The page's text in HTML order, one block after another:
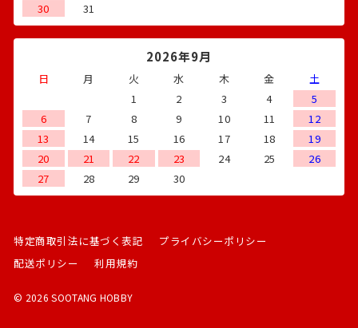
30
31
2026年9月
日 月 火 水 木 金
土
1
2 3 4
5
6
7 8 9 10 11
12
13
14 15 16 17 18
19
20
21 22 23 24 25
26
27
28 29 30
© 2026 SOOTANG HOBBY
特定商取引法に基づく表記
プライバシーポリシー
配送ポリシー
利用規約